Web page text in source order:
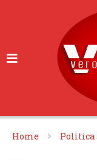
Home Politica